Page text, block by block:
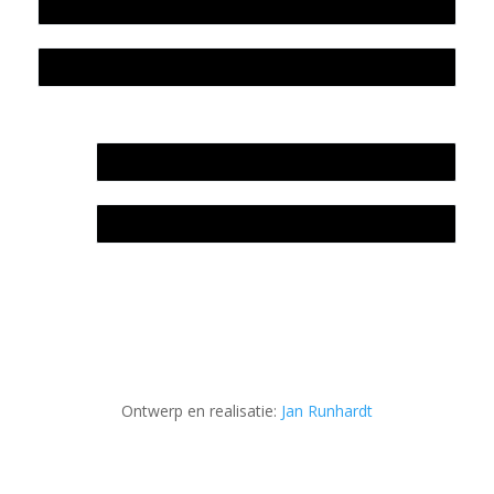
Ontwerp en realisatie: Jan Runhardt